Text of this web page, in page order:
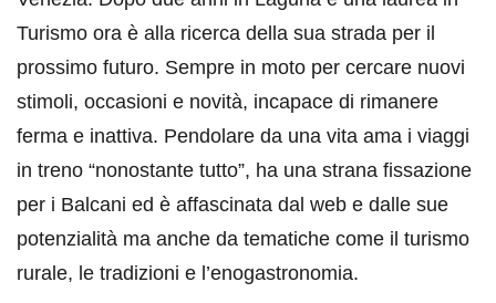
Turismo ora è alla ricerca della sua strada per il
prossimo futuro. Sempre in moto per cercare nuovi
stimoli, occasioni e novità, incapace di rimanere
ferma e inattiva. Pendolare da una vita ama i viaggi
in treno “nonostante tutto”, ha una strana fissazione
per i Balcani ed è affascinata dal web e dalle sue
potenzialità ma anche da tematiche come il turismo
rurale, le tradizioni e l’enogastronomia.